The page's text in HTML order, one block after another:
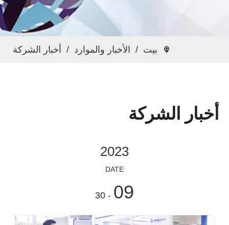
بيت / الأخبار والموارد / أخبار الشركة
أخبار الشركة
2023
DATE
09
- 30